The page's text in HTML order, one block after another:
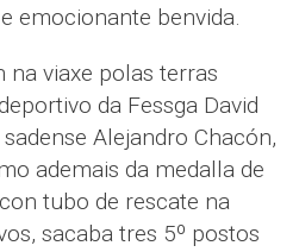
emocionante benvida.
na viaxe polas terras
da Fessga David
Alejandro Chacón,
ademais da medalla de
tubo de rescate na
sacaba tres 5º postos